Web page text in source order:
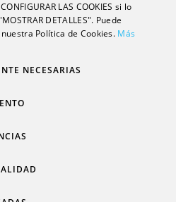
LAS COOKIES si lo
DETALLES". Puede
Política de Cookies. Más
NECESARIAS